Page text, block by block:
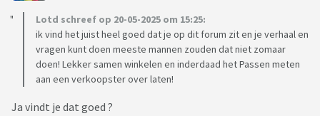
Lotd schreef op 20-05-2025 om 15:25:
ik vind het juist heel goed dat je op dit forum zit en je verhaal en
vragen kunt doen meeste mannen zouden dat niet zomaar
doen! Lekker samen winkelen en inderdaad het Passen meten
aan een verkoopster over laten!
Ja vindt je dat goed ?